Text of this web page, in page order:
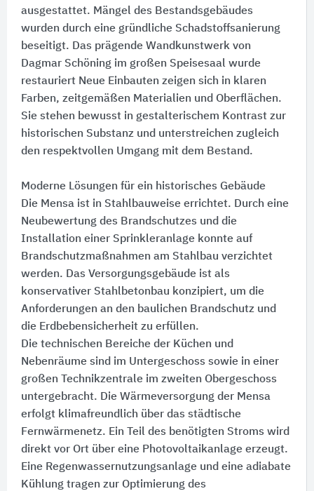
ausgestattet. Mängel des Bestandsgebäudes
wurden durch eine gründliche Schadstoffsanierung
beseitigt. Das prägende Wandkunstwerk von
Dagmar Schöning im großen Speisesaal wurde
restauriert Neue Einbauten zeigen sich in klaren
Farben, zeitgemäßen Materialien und Oberflächen.
Sie stehen bewusst in gestalterischem Kontrast zur
historischen Substanz und unterstreichen zugleich
den respektvollen Umgang mit dem Bestand.
Moderne Lösungen für ein historisches Gebäude
Die Mensa ist in Stahlbauweise errichtet. Durch eine
Neubewertung des Brandschutzes und die
Installation einer Sprinkleranlage konnte auf
Brandschutzmaßnahmen am Stahlbau verzichtet
werden. Das Versorgungsgebäude ist als
konservativer Stahlbetonbau konzipiert, um die
Anforderungen an den baulichen Brandschutz und
die Erdbebensicherheit zu erfüllen.
Die technischen Bereiche der Küchen und
Nebenräume sind im Untergeschoss sowie in einer
großen Technikzentrale im zweiten Obergeschoss
untergebracht. Die Wärmeversorgung der Mensa
erfolgt klimafreundlich über das städtische
Fernwärmenetz. Ein Teil des benötigten Stroms wird
direkt vor Ort über eine Photovoltaikanlage erzeugt.
Eine Regenwassernutzungsanlage und eine adiabate
Kühlung tragen zur Optimierung des